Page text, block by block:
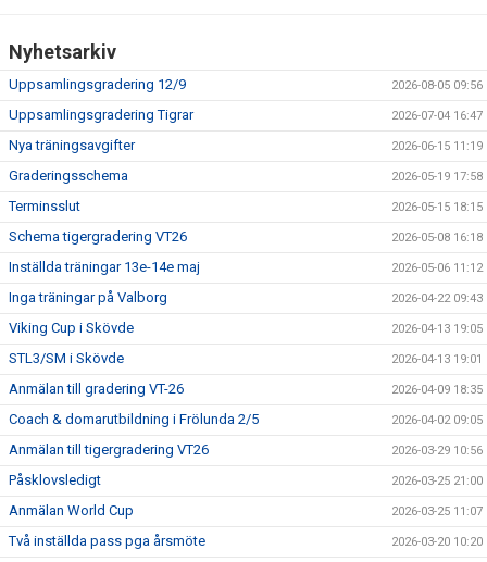
TKD SENIORER (60+)
TRÄNINGSTIDER
DOKUMENT
SPONSORER & PARTNERS
Nyhetsarkiv
Uppsamlingsgradering 12/9 2026-08-05 09:56
Uppsamlingsgradering Tigrar 2026-07-04 16:47
Nya träningsavgifter 2026-06-15 11:19
Graderingsschema 2026-05-19 17:58
Terminsslut 2026-05-15 18:15
Schema tigergradering VT26 2026-05-08 16:18
Inställda träningar 13e-14e maj 2026-05-06 11:12
Inga träningar på Valborg 2026-04-22 09:43
Viking Cup i Skövde 2026-04-13 19:05
STL3/SM i Skövde 2026-04-13 19:01
Anmälan till gradering VT-26 2026-04-09 18:35
Coach & domarutbildning i Frölunda 2/5 2026-04-02 09:05
Anmälan till tigergradering VT26 2026-03-29 10:56
Påsklovsledigt 2026-03-25 21:00
Anmälan World Cup 2026-03-25 11:07
Två inställda pass pga årsmöte 2026-03-20 10:20